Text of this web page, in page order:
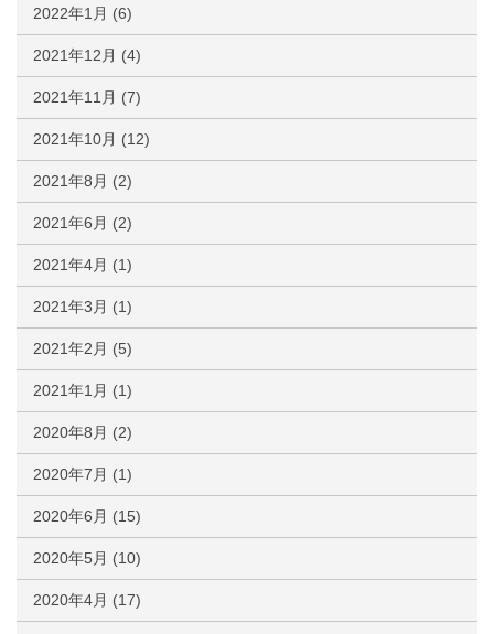
2022年1月 (6)
2021年12月 (4)
2021年11月 (7)
2021年10月 (12)
2021年8月 (2)
2021年6月 (2)
2021年4月 (1)
2021年3月 (1)
2021年2月 (5)
2021年1月 (1)
2020年8月 (2)
2020年7月 (1)
2020年6月 (15)
2020年5月 (10)
2020年4月 (17)